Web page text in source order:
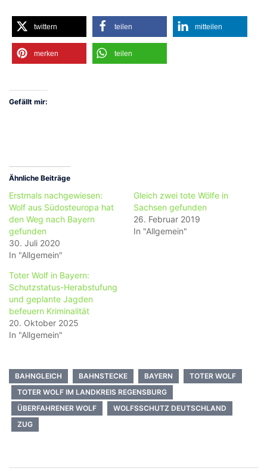
twittern teilen mitteilen
merken teilen
Gefällt mir:
Ähnliche Beiträge
Erstmals nachgewiesen:
Wolf aus Südosteuropa hat
den Weg nach Bayern
gefunden
30. Juli 2020
In "Allgemein"
Gleich zwei tote Wölfe in
Sachsen gefunden
26. Februar 2019
In "Allgemein"
Toter Wolf in Bayern:
Schutzstatus-Herabstufung
und geplante Jagden
befeuern Kriminalität
20. Oktober 2025
In "Allgemein"
BAHNGLEICH BAHNSTECKE BAYERN
TOTER WOLF
TOTER WOLF IM LANDKREIS REGENSBURG
ÜBERFAHRENER WOLF
WOLFSSCHUTZ DEUTSCHLAND
ZUG